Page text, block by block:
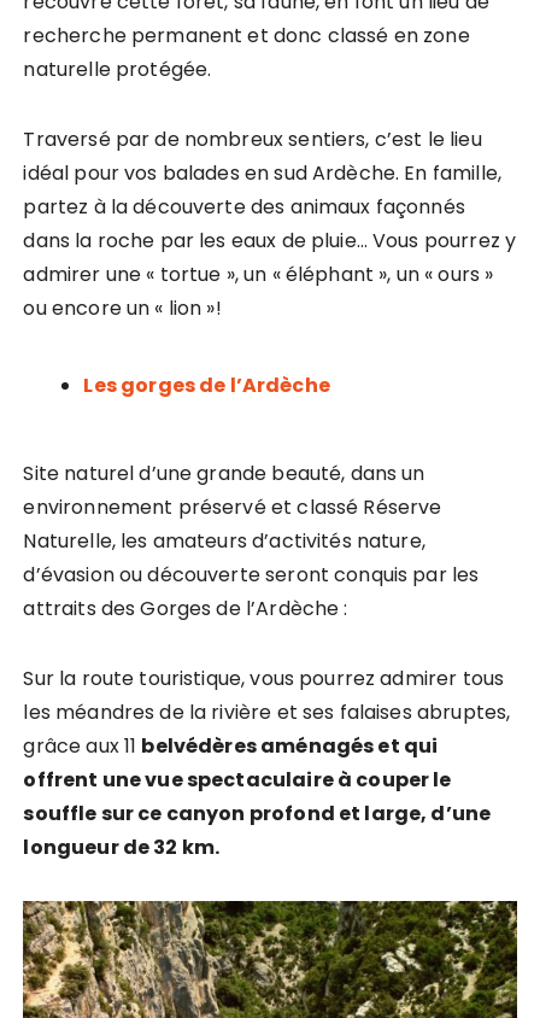
recherche permanent et donc classé en zone
naturelle protégée.
Traversé par de nombreux sentiers, c’est le lieu
idéal pour vos balades en sud Ardèche. En famille,
partez à la découverte des animaux façonnés
dans la roche par les eaux de pluie… Vous pourrez y
admirer une « tortue », un « éléphant », un « ours »
ou encore un « lion »!
Les gorges de l’Ardèche
Site naturel d’une grande beauté, dans un
environnement préservé et classé Réserve
Naturelle, les amateurs d’activités nature,
d’évasion ou découverte seront conquis par les
attraits des Gorges de l’Ardèche :
Sur la route touristique, vous pourrez admirer tous
les méandres de la rivière et ses falaises abruptes,
grâce aux 11 belvédères aménagés et qui
offrent une vue spectaculaire à couper le
souffle sur ce canyon profond et large, d’une
longueur de 32 km.